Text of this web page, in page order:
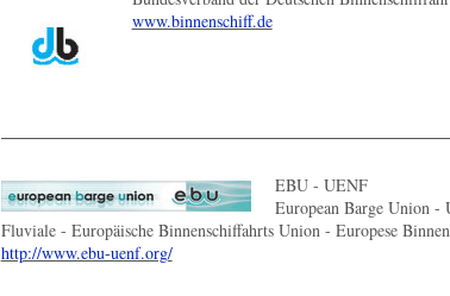
www.binnenschiff.de
EBU - UENF
European Barge Union -
Fluviale - Europäische Binnenschiffahrts Union - Europese
http://www.ebu-uenf.org/